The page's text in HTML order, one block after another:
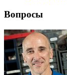
Вопросы